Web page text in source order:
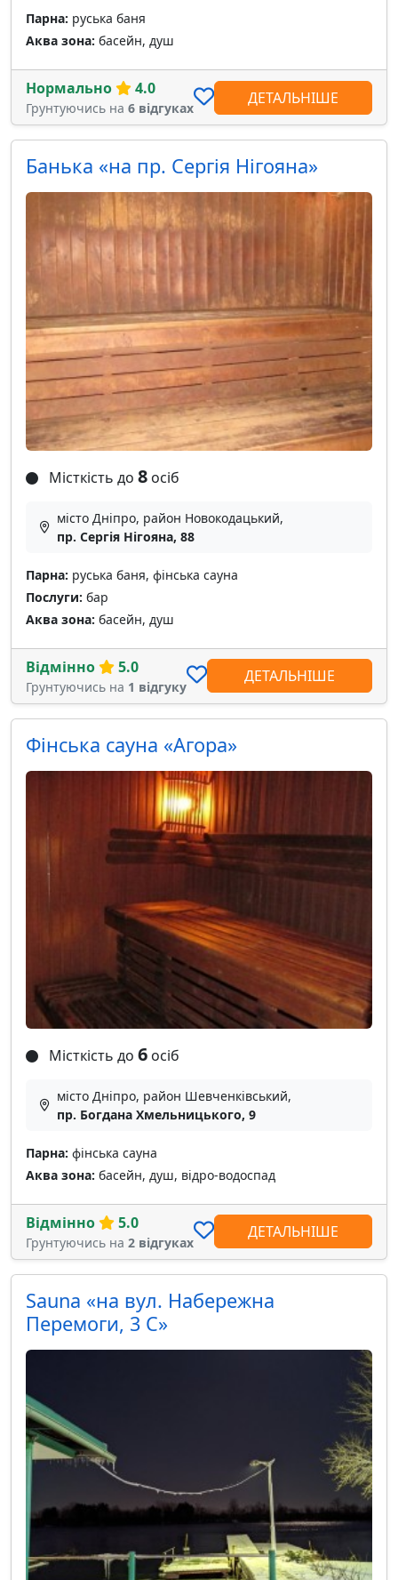
Парна: руська баня
Аква зона: басейн, душ
Нормально 4.0
Грунтуючись на 6 відгуках
ДЕТАЛЬНІШЕ
Банька «на пр. Сергія Нігояна»
Місткість до 8 осіб
місто Дніпро, район Новокодацький,
пр. Сергія Нігояна, 88
Парна: руська баня, фінська сауна
Послуги: бар
Аква зона: басейн, душ
Відмінно 5.0
Грунтуючись на 1 відгуку
ДЕТАЛЬНІШЕ
Фінська сауна «Агора»
Місткість до 6 осіб
місто Дніпро, район Шевченківський,
пр. Богдана Хмельницького, 9
Парна: фінська сауна
Аква зона: басейн, душ, відро-водоспад
Відмінно 5.0
Грунтуючись на 2 відгуках
ДЕТАЛЬНІШЕ
Sauna «на вул. Набережна
Перемоги, 3 С»